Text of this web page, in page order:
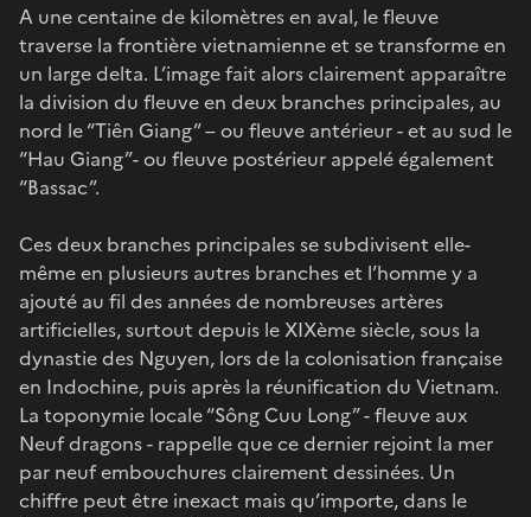
A une centaine de kilomètres en aval, le fleuve
traverse la frontière vietnamienne et se transforme en
un large delta. L’image fait alors clairement apparaître
la division du fleuve en deux branches principales, au
nord le “Tiên Giang” – ou fleuve antérieur - et au sud le
“Hau Giang”- ou fleuve postérieur appelé également
“Bassac”.
Ces deux branches principales se subdivisent elle-
même en plusieurs autres branches et l’homme y a
ajouté au fil des années de nombreuses artères
artificielles, surtout depuis le XIXème siècle, sous la
dynastie des Nguyen, lors de la colonisation française
en Indochine, puis après la réunification du Vietnam.
La toponymie locale “Sông Cuu Long” - fleuve aux
Neuf dragons - rappelle que ce dernier rejoint la mer
par neuf embouchures clairement dessinées. Un
chiffre peut être inexact mais qu’importe, dans le